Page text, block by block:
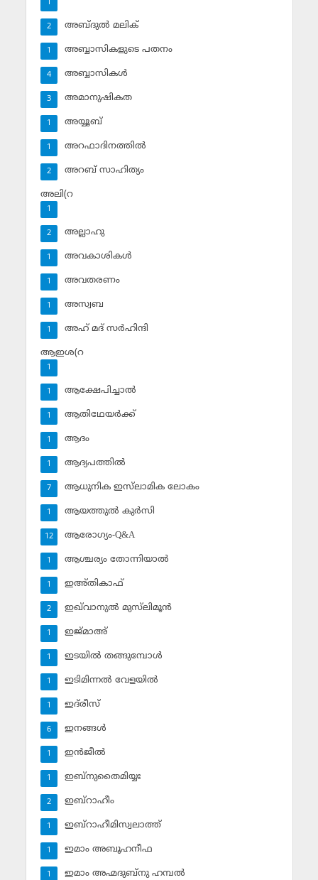
1
അബ്ദുല്‍ മലിക്‌
2
അബ്ബാസികളുടെ പതനം
1
അബ്ബാസികള്‍
4
അമാനുഷികത
3
അയ്യൂബ്‌
1
അറഫാദിനത്തില്‍
1
അറബ് സാഹിത്യം
2
അലി(റ
1
അല്ലാഹു
2
അവകാശികള്‍
1
അവതരണം
1
അസ്വബ
1
അഹ് മദ് സര്‍ഹിന്ദി
1
ആഇശ(റ
1
ആക്ഷേപിച്ചാല്‍
1
ആതിഥേയര്‍ക്ക്
1
ആദം
1
ആദ്യപത്തില്‍
1
ആധുനിക ഇസ്‌ലാമിക ലോകം
7
ആയത്തുല്‍ കുര്‍സി
1
ആരോഗ്യം-Q&A
12
ആശ്ചര്യം തോന്നിയാല്‍
1
ഇഅ്തികാഫ്‌
1
ഇഖ്‌വാനുല്‍ മുസ്‌ലിമൂന്‍
2
ഇജ്മാഅ്
1
ഇടയില്‍ തങ്ങുമ്പോള്‍
1
ഇടിമിന്നല്‍ വേളയില്‍
1
ഇദ്‌രീസ്‌
1
ഇനങ്ങള്‍
6
ഇന്‍ജീല്‍
1
ഇബ്‌നുതൈമിയ്യഃ
1
ഇബ്‌റാഹീം
2
ഇബ്‌റാഹീമിസ്വലാത്ത്
1
ഇമാം അബൂഹനീഫ
1
ഇമാം അഹ്മദുബ്‌നു ഹമ്പല്‍
1